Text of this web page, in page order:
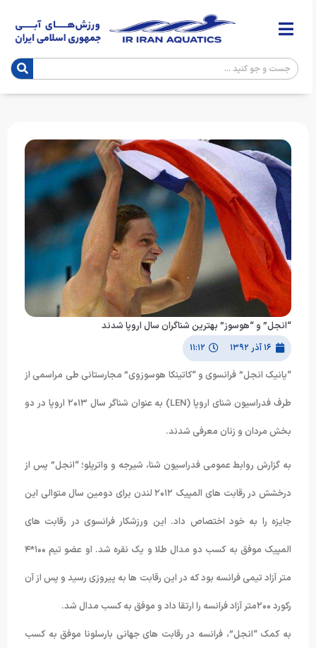
“انجل” و “هوسوز” بهترین شناگران سال اروپا شدند
۱۶ آذر ۱۳۹۲ ۱۱:۱۲
“یانیک انجل” فرانسوی و “کاتینکا هوسوزوی” مجارستانی طی مراسمی از
طرف فدراسیون شنای اروپا (LEN) به عنوان شناگر سال ۲۰۱۳ اروپا در دو
بخش مردان و زنان معرفی شدند.
به گزارش روابط عمومی فدراسیون شنا، شیرجه و واترپلو؛ “انجل” پس از
درخشش در رقابت های المپیک ۲۰۱۲ لندن برای دومین سال متوالی این
جایزه را به خود اختصاص داد. این ورزشکار فرانسوی در رقابت های
المپیک موفق به کسب دو مدال طلا و یک نقره شد. او عضو تیم ۱۰۰*۴
متر آزاد تیمی فرانسه بود که در این رقابت ها به پیروزی رسید و پس از آن
رکورد ۲۰۰متر آزاد فرانسه را ارتقا داد و موفق به کسب مدال شد.
به کمک “انجل”، فرانسه در رقابت های جهانی بارسلونا موفق به کسب